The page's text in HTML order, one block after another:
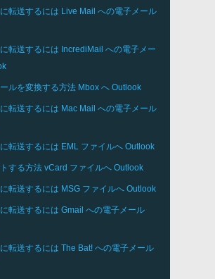
転送するには Live Mail への電子メール
転送するには IncrediMail への電子メー
ルを変換する方法 Mbox へ Outlook
転送するには Mac Mail への電子メール
転送するには EML ファイルへ Outlook
する方法 vCard ファイルへ Outlook
転送するには MSG ファイルへ Outlook
転送するには Gmail への電子メール
転送するには The Bat! への電子メール